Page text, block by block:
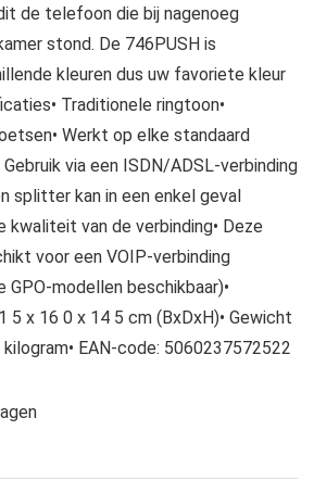
dit de telefoon die bij nagenoeg
stond. De 746PUSH is
kleuren dus uw favoriete kleur
Traditionele ringtoon•
Werkt op elke standaard
via een ISDN/ADSL-verbinding
splitter kan in een enkel geval
kwaliteit van de verbinding• Deze
voor een VOIP-verbinding
GPO-modellen beschikbaar)•
x 16 0 x 14 5 cm (BxDxH)• Gewicht
EAN-code: 5060237572522